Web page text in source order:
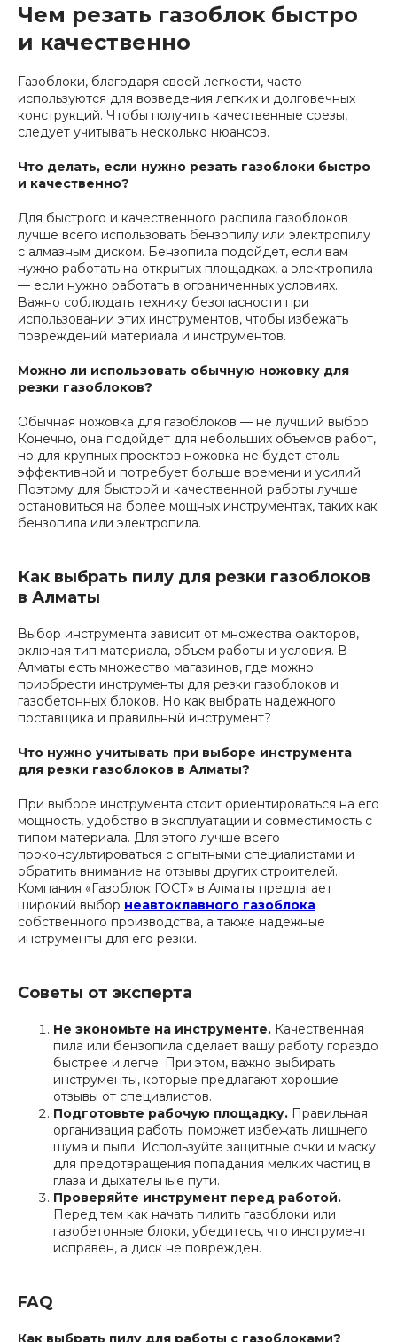
Чем резать газоблок быстро
и качественно
Газоблоки, благодаря своей легкости, часто
используются для возведения легких и долговечных
конструкций. Чтобы получить качественные срезы,
следует учитывать несколько нюансов.
Что делать, если нужно резать газоблоки быстро
и качественно?
Для быстрого и качественного распила газоблоков
лучше всего использовать бензопилу или электропилу
с алмазным диском. Бензопила подойдет, если вам
нужно работать на открытых площадках, а электропила
— если нужно работать в ограниченных условиях.
Важно соблюдать технику безопасности при
использовании этих инструментов, чтобы избежать
повреждений материала и инструментов.
Можно ли использовать обычную ножовку для
резки газоблоков?
Обычная ножовка для газоблоков — не лучший выбор.
Конечно, она подойдет для небольших объемов работ,
но для крупных проектов ножовка не будет столь
эффективной и потребует больше времени и усилий.
Поэтому для быстрой и качественной работы лучше
остановиться на более мощных инструментах, таких как
бензопила или электропила.
Как выбрать пилу для резки газоблоков
в Алматы
Выбор инструмента зависит от множества факторов,
включая тип материала, объем работы и условия. В
Алматы есть множество магазинов, где можно
приобрести инструменты для резки газоблоков и
газобетонных блоков. Но как выбрать надежного
поставщика и правильный инструмент?
Что нужно учитывать при выборе инструмента
для резки газоблоков в Алматы?
При выборе инструмента стоит ориентироваться на его
мощность, удобство в эксплуатации и совместимость с
типом материала. Для этого лучше всего
проконсультироваться с опытными специалистами и
обратить внимание на отзывы других строителей.
Компания «Газоблок ГОСТ» в Алматы предлагает
широкий выбор неавтоклавного газоблока
собственного производства, а также надежные
инструменты для его резки.
Советы от эксперта
Не экономьте на инструменте. Качественная
пила или бензопила сделает вашу работу гораздо
быстрее и легче. При этом, важно выбирать
инструменты, которые предлагают хорошие
отзывы от специалистов.
Подготовьте рабочую площадку. Правильная
организация работы поможет избежать лишнего
шума и пыли. Используйте защитные очки и маску
для предотвращения попадания мелких частиц в
глаза и дыхательные пути.
Проверяйте инструмент перед работой.
Перед тем как начать пилить газоблоки или
газобетонные блоки, убедитесь, что инструмент
исправен, а диск не поврежден.
FAQ
Как выбрать пилу для работы с газоблоками?